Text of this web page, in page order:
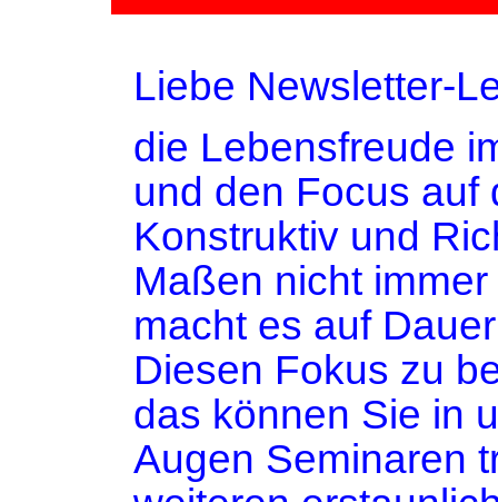
Liebe Newsletter-
die Lebensfreude
und den Focus auf
Konstruktiv und
Maßen nicht
macht es auf
Diesen Fokus zu
das können Sie in
Augen Seminaren